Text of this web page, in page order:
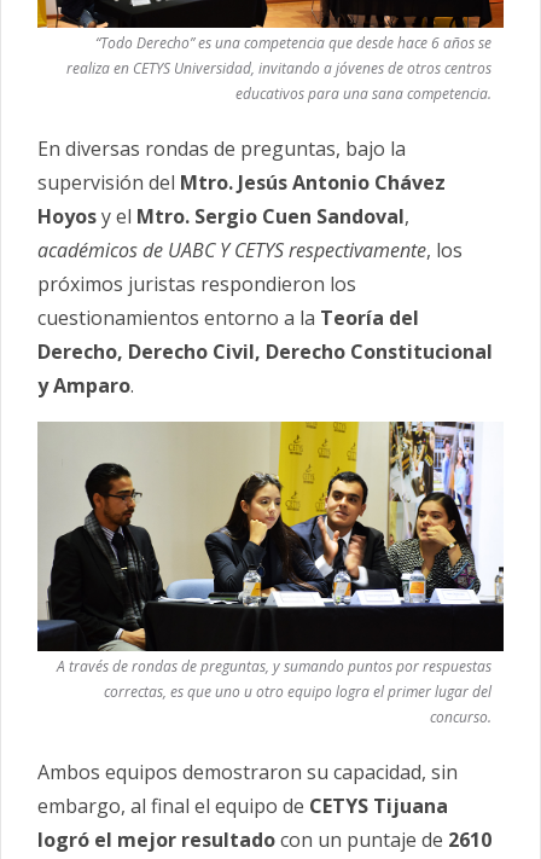
“Todo Derecho” es una competencia que desde hace 6 años se
realiza en CETYS Universidad, invitando a jóvenes de otros centros
educativos para una sana competencia.
En diversas rondas de preguntas, bajo la
supervisión del Mtro. Jesús Antonio Chávez
Hoyosy el Mtro. Sergio Cuen Sandoval,
académicos de UABC Y CETYS respectivamente, los
próximos juristas respondieron los
cuestionamientos entorno a la Teoría del
Derecho, Derecho Civil, Derecho Constitucional
y Amparo.
A través de rondas de preguntas, y sumando puntos por respuestas
correctas, es que uno u otro equipo logra el primer lugar del
concurso.
Ambos equipos demostraron su capacidad, sin
embargo, al final el equipo de CETYS Tijuana
logró el mejor resultadocon un puntaje de 2610